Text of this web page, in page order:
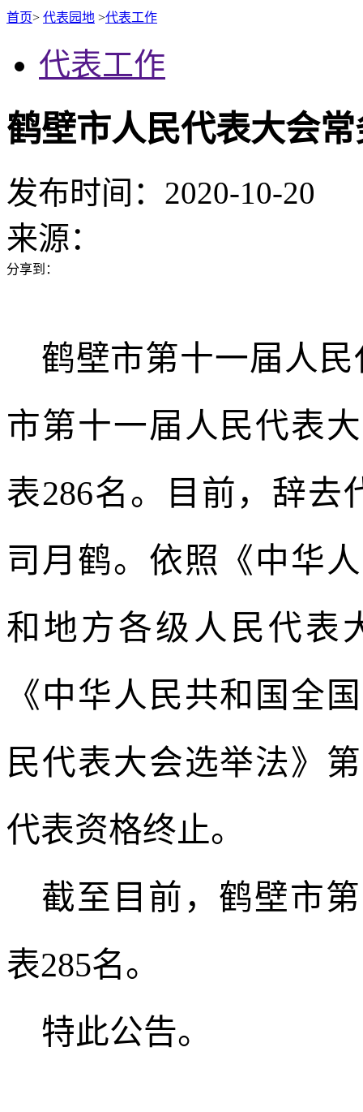
首页> 代表园地 >代表工作
代表工作
鹤壁市人民代表大会
发布时间：2020-10-20
来源：
分享到：
鹤壁市第十一届人
市第十一届人民代表
表286名。目前，辞去
司月鹤。依照《中华
和地方各级人民代表
《中华人民共和国全
民代表大会选举法》
代表资格终止。
截至目前，鹤壁市
表285名。
特此公告。